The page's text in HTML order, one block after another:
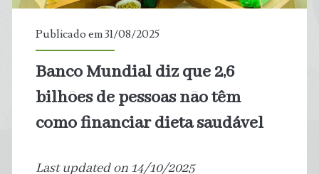
Publicado em 31/08/2025
Banco Mundial diz que 2,6
bilhões de pessoas não têm
como financiar dieta saudável
Last updated on 14/10/2025